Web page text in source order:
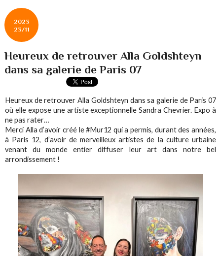
2023
23/11
Heureux de retrouver Alla Goldshteyn
dans sa galerie de Paris 07
Heureux de retrouver Alla Goldshteyn dans sa galerie de Paris 07
où elle expose une artiste exceptionnelle Sandra Chevrier. Expo à
ne pas rater…
Merci Alla d’avoir créé le #Mur12 qui a permis, durant des années,
à Paris 12, d’avoir de merveilleux artistes de la culture urbaine
venant du monde entier diffuser leur art dans notre bel
arrondissement !